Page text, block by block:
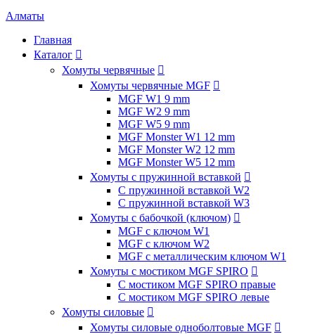
Алматы
Главная
Каталог 
Хомуты червячные 
Хомуты червячные MGF 
MGF W1 9 mm
MGF W2 9 mm
MGF W5 9 mm
MGF Monster W1 12 mm
MGF Monster W2 12 mm
MGF Monster W5 12 mm
Хомуты с пружинной вставкой 
С пружинной вставкой W2
С пружинной вставкой W3
Хомуты с бабочкой (ключом) 
MGF с ключом W1
MGF с ключом W2
MGF с металлическим ключом W1
Хомуты с мостиком MGF SPIRO 
С мостиком MGF SPIRO правые
С мостиком MGF SPIRO левые
Хомуты силовые 
Хомуты силовые одноболтовые MGF 